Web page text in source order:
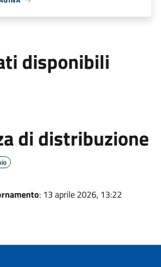
disponibili
di distribuzione
: 13 aprile 2026, 13:22